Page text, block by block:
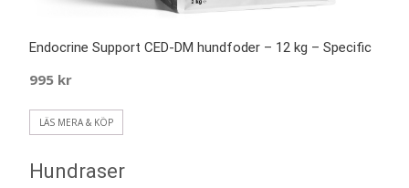
Endocrine Support CED-DM hundfoder – 12 kg – Specific
995 kr
LÄS MERA & KÖP
Hundraser